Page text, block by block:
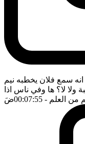
سمع فلان يخطبه نيم
ولا لا؟ ها وفي ناس اذا
من العلم - 00:07:55 ضَ